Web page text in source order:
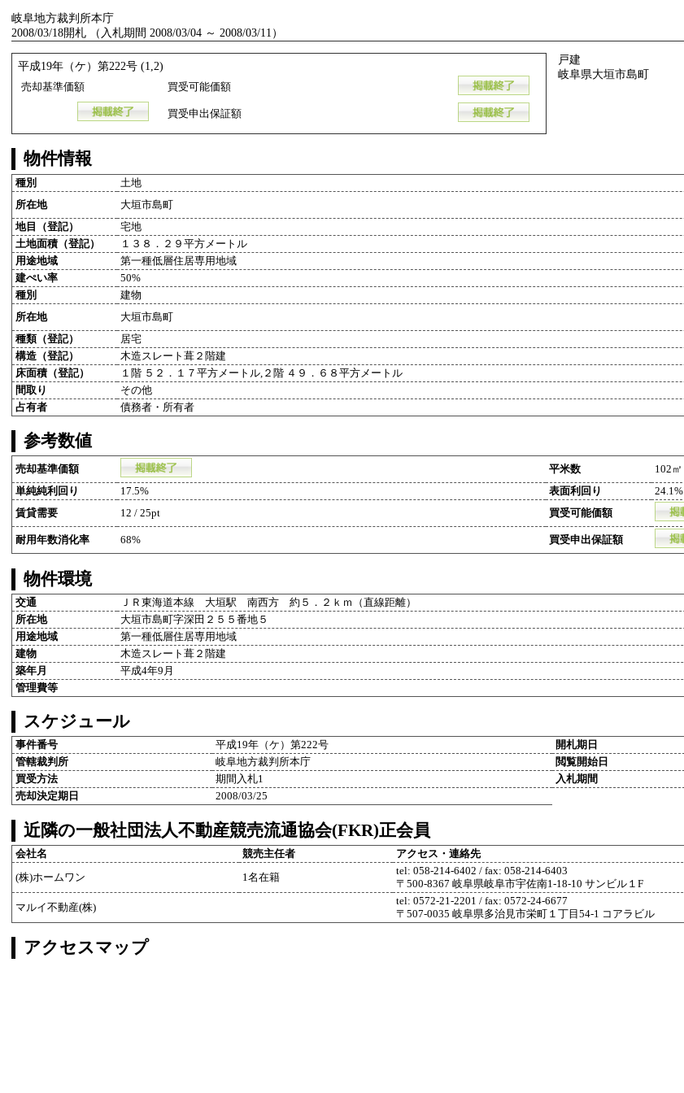
岐阜地方裁判所本庁
2008/03/18開札 （入札期間 2008/03/04 ～ 2008/03/11）
平成19年（ケ）第222号 (1,2)
売却基準価額 買受可能価額
買受申出保証額
戸建
岐阜県大垣市島町
物件情報
種別 土地
所在地
大垣市島町
地目（登記）
宅地
土地面積（登記）
１３８．２９平方メートル
用途地域
第一種低層住居専用地域
建ぺい率
50%
種別
建物
所在地
大垣市島町
種類（登記）
居宅
構造（登記）
木造スレート葺２階建
床面積（登記）
１階 ５２．１７平方メートル,２階 ４９．６８平方メートル
間取り
その他
占有者
債務者・所有者
参考数値
売却基準価額 平米数
102㎡
単純純利回り
17.5% 表面利回り
24.1%
賃貸需要
12 / 25pt 買受可能価額
耐用年数消化率 68% 買受申出保証額
物件環境
交通
ＪＲ東海道本線 大垣駅 南西方 約５．２ｋｍ（直線距離）
所在地
大垣市島町字深田２５５番地５
用途地域
第一種低層住居専用地域
建物
木造スレート葺２階建
築年月
平成4年9月
管理費等
スケジュール
事件番号 平成19年（ケ）第222号 開札期日
管轄裁判所
岐阜地方裁判所本庁 閲覧開始日
買受方法
期間入札1 入札期間
売却決定期日
2008/03/25
近隣の一般社団法人不動産競売流通協会(FKR)正会員
会社名 競売主任者 アクセス・連絡先
(株)ホームワン 1名在籍
tel: 058-214-6402 / fax: 058-214-6403
〒500-8367 岐阜県岐阜市宇佐南1-18-10 サンビル１F
マルイ不動産(株)
tel: 0572-21-2201 / fax: 0572-24-6677
〒507-0035 岐阜県多治見市栄町１丁目54-1 コアラビル
アクセスマップ